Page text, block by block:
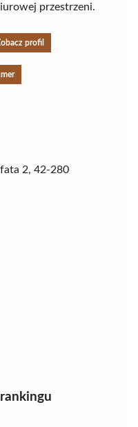
przestrzeni.
profil
2, 42-280